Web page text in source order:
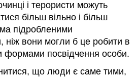
і терористи можуть
більш вільно і більш
підробленими
ніж вони могли б це робити в
формами посвідчення особи.
що люди є саме тими,